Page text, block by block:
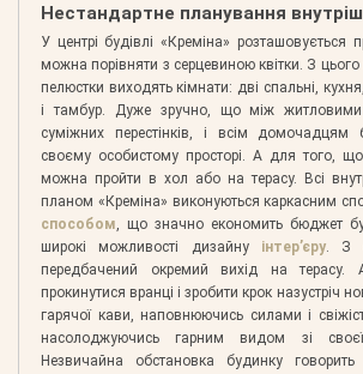
Нестандартне планування
У центрі будівлі «Креміна» розташовується
можна порівняти з серцевиною квітки. З
пелюстки виходять кімнати: дві спальні,
і тамбур. Дуже зручно, що між
суміжних перестінків, і всім
своєму особистому просторі. А для того,
можна пройти в хол або на терасу. Всі
планом «Креміна» виконуються каркасним
способом, що значно економить бюджет
широкі можливості дизайну інтер’єру. З
передбачений окремий вихід на
прокинутися вранці і зробити крок назустріч
гарячої кави, наповнюючись силами і
насолоджуючись гарним видом зі
Незвичайна обстановка будинку